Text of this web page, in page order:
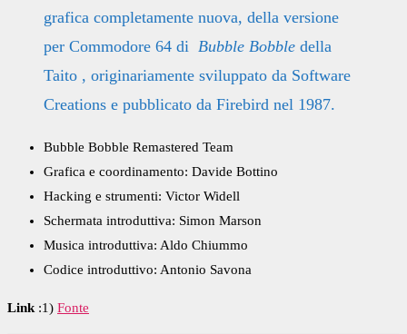
grafica completamente nuova, della versione
per Commodore 64 di Bubble Bobble della
Taito , originariamente sviluppato da Software
Creations e pubblicato da Firebird nel 1987.
Bubble Bobble Remastered Team
Grafica e coordinamento: Davide Bottino
Hacking e strumenti: Victor Widell
Schermata introduttiva: Simon Marson
Musica introduttiva: Aldo Chiummo
Codice introduttivo: Antonio Savona
Link :1) Fonte